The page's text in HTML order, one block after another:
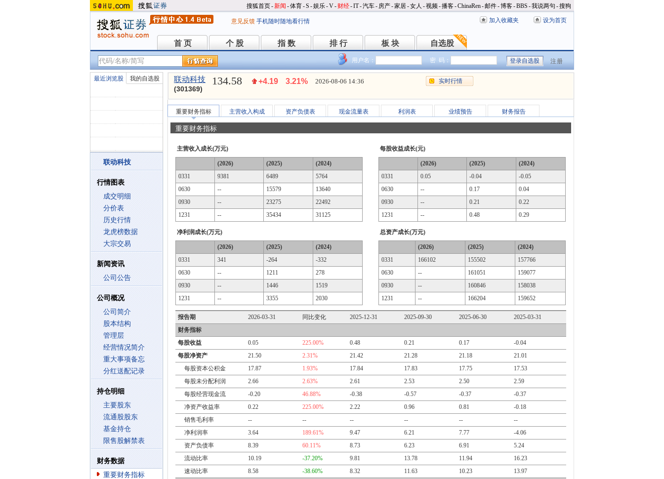
搜狐首页-新闻 -体育-S -娱乐-V- 财经-IT-汽车- 房产-家居-女人 -视频-播客-ChinaRen-邮件-博客-BBS -我说两句 -搜狗
意见反馈 手机随时随地看行情 加入收藏夹 设为首页
首 页
首 页 个 股
个 股 指 数
指 数 排 行
排 行 板 块
板 块 自选股
自选股
用户名： 密 码： 注册
最近浏览股 我的自选股
联动科技
行情图表
成交明细
分价表
历史行情
龙虎榜数据
大宗交易
新闻资讯
公司公告
公司概况
公司简介
股本结构
管理层
经营情况简介
重大事项备忘
分红送配记录
持仓明细
主要股东
流通股股东
基金持仓
限售股解禁表
财务数据
重要财务指标
联动科技
(301369)
134.58 +4.19 3.21% 2026-08-06 14:36 实时行情
重要财务指标 主营收入构成 资产负债表 现金流量表 利润表 业绩预告 财务报告
重要财务指标
主营收入成长(万元)
(2026) (2025)
(2024)
0331
9381 6489
5764
0630
-- 15579
13640
0930
-- 23275
22492
1231
-- 35434 31125
净利润成长(万元)
(2026) (2025)
(2024)
0331
341 -264
-332
0630
-- 1211
278
0930
-- 1446
1519
1231
-- 3355 2030
每股收益成长(元)
(2026) (2025)
(2024)
0331
0.05 -0.04
-0.05
0630
-- 0.17
0.04
0930
-- 0.21
0.22
1231
-- 0.48 0.29
总资产成长(万元)
(2026) (2025)
(2024)
0331
166102 155502
157766
0630
-- 161051
159077
0930
-- 160846
158038
1231
-- 166204 159652
报告期 2026-03-31 同比变化 2025-12-31 2025-09-30 2025-06-30
2025-03-31
财务指标
每股收益
0.05 225.00% 0.48 0.21 0.17
-0.04
每股净资产
21.50 2.31% 21.42 21.28 21.18
21.01
每股资本公积金
17.87 1.93% 17.84 17.83 17.75
17.53
每股未分配利润
2.66 2.63% 2.61 2.53 2.50
2.59
每股经营现金流
-0.20 46.88% -0.38 -0.57 -0.37
-0.37
净资产收益率
0.22 225.00% 2.22 0.96 0.81
-0.18
销售毛利率
-- -- -- -- --
--
净利润率
3.64 189.61% 9.47 6.21 7.77
-4.06
资产负债率
8.39 60.11% 8.73 6.23 6.91
5.24
流动比率
10.19 -37.20% 9.81 13.78 11.94
16.23
速动比率
8.58 -38.60% 8.32 11.63 10.23
13.97